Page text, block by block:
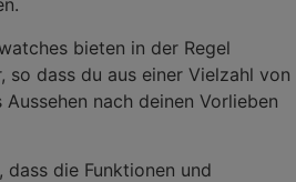
bieten in der Regel
so dass du aus einer Vielzahl von
nach deinen Vorlieben
die Funktionen und